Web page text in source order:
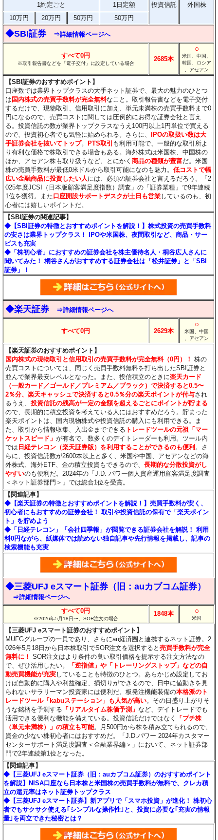
投資信託 外国株
1約定ごと
1日定額
10万円
20万円 50万円 50万円
◆SBI証券 ⇒詳細情報ページへ
すべて0円
※取引報告書などを「電子交付」に設定している場合
2685本
○
米国、中国、
韓国、ロシア
、アセアン
【SBI証券のおすすめポイント】
口座数では業界トップクラスの大手ネット証券で、最大の魅力のひとつ
は国内株式の売買手数料が完全無料なこと。取引報告書などを電子交付
するだけで、現物取引、信用取引に加え、単元未満株の売買手数料まで0
円になるので、売買コストに関しては圧倒的にお得な証券会社と言え
る。投資信託の数が業界トップクラスなうえ100円以上1円単位で買える
ので、投資初心者でも気軽に始められる。さらに、IPOの取扱い数は大
手証券会社を抜いてトップ。PTS取引 も利用可能で、一般的な取引所よ
り有利な価格で株取引できる場合もある。海外株式は米国株、中国株の
ほか、アセアン株も取り扱うなど、とにかく商品の種類が豊富だ。米国
株の売買手数料が最低0米ドルから取引可能になのも魅力。低コストで幅
広い金融商品に投資したい人 には、必須の証券会社と言えるだろう。「2
025年度JCSI（日本版顧客満足度指数）調査」の「証券業種」で9年連続
1位を獲得。また口座開設サポートデスクが土日も営業しているのも、初
心者には嬉しいポイントだ。
【SBI証券の関連記事】
◆【SBI証券の特徴とおすすめポイントを解説！】株式投資の売買手数料
の安さは業界トップクラス！ IPOや米国株、夜間取引など、商品・サー
ビスも充実
◆「株初心者」におすすめの証券会社を株主優待名人・桐谷広人さんに
聞いてみた！ 桐谷さんがおすすめする証券会社は「松井証券」と「SBI
証券」！
◆楽天証券 ⇒詳細情報ページへ
すべて0円 2629本
○
米国、中国
、アセアン
【楽天証券のおすすめポイント】
国内株式の現物取引と信用取引の売買手数料が完全無料（0円）！ 株の
売買コストについては、同じく売買手数料無料を打ち出したSBI証券と
並んで業界最安レベルとなった。また、投信積立のときに楽天カード
（一般カード／ゴールド／プレミアム／ブラック）で決済すると0.5〜
2％分、楽天キャッシュで決済すると0.5％分の楽天ポイントが付与され
るうえ、投資信託の残高が一定の金額を超えるごとにポイントが貯まる
ので、長期的に積立投資を考えている人にはおすすめだろう。貯まった
楽天ポイントは、国内現物株式や投資信託の購入にも利用できる。ま
た、取引から情報収集、入出金までできる トレードツールの元祖「マー
ケットスピード」が有名で、数多くのデイトレーダーも利用。ツール内
では 日経テレコン（楽天証券版）を利用することができるのも便利 。さ
らに、投資信託数が2600本以上と多く、米国や中国、アセアンなどの海
外株式、海外ETF、金の積立投資もできるので、長期的な分散投資がし
やすいのも便利だ。2024年の「J.D. パワー個人資産運用顧客満足度調査
＜ネット証券部門＞」では総合1位を受賞。
【関連記事】
◆【楽天証券の特徴とおすすめポイントを解説！】売買手数料が安く、
初心者にもおすすめの証券会社！ 取引や投資信託の保有で「楽天ポイン
ト」を貯めよう
◆「日経テレコン」「会社四季報」が閲覧できる証券会社を解説！ 利用
料0円ながら、紙媒体では読めない独自記事や先行情報を掲載し、記事の
検索機能も充実
◆三菱UFJ eスマート証券（旧：auカブコム証券）
⇒詳細情報ページへ
すべて0円
※2026年5月18日〜。SOR注文の場合
1848本 ○
米国
【三菱UFJ eスマート証券のおすすめポイント】
MUFGグループの一員であり、さらにau経済圏と連携するネット証券。2
026年5月18日から日本株取引でSOR注文を選択すると売買手数料が完全
無料に！ SOR注文はより条件の良い取引価格を提示する注文方法なの
で、ぜひ活用したい。
「逆指値」や「トレーリングストップ」などの自
動売買機能が充実していることも特徴のひとつ。あらかじめ設定してお
けば自動的に購入や利益確定、損切りができるので、日中に値動きを見
られないサラリーマン投資家には便利だ。板発注機能装備の本格派のト
レードツール「kabuステーション」も人気が高い。その日盛り上がりそ
うな銘柄を予測する 「リアルタイム株価予測」 など、デイトレードでも
活用できる便利な機能を備えている。投資信託だけではなく
「プチ株
（単元未満株）」の積立も可能。月500円から株を積み立てられるので、
資金の少ない株初心者にはおすすめだ。「J.D.パワー 2024年カスタマー
センターサポート満足度調査＜金融業界編＞」において、ネット証券部
門で2年連続第1位となった。
【関連記事】
◆【三菱UFJ eスマート証券（旧：auカブコム証券）のおすすめポイント
を解説】NISA口座なら日本株と米国株の売買手数料が無料で、クレカ積
立の還元率はネット証券トップクラス
◆【三菱UFJ eスマート証券】新アプリで「スマホ投資」が進化！ 株初心
者でもサクサク使える｢シンプルな操作性｣と、投資に必要な｢充実の情報
量｣を両立できた秘密とは？